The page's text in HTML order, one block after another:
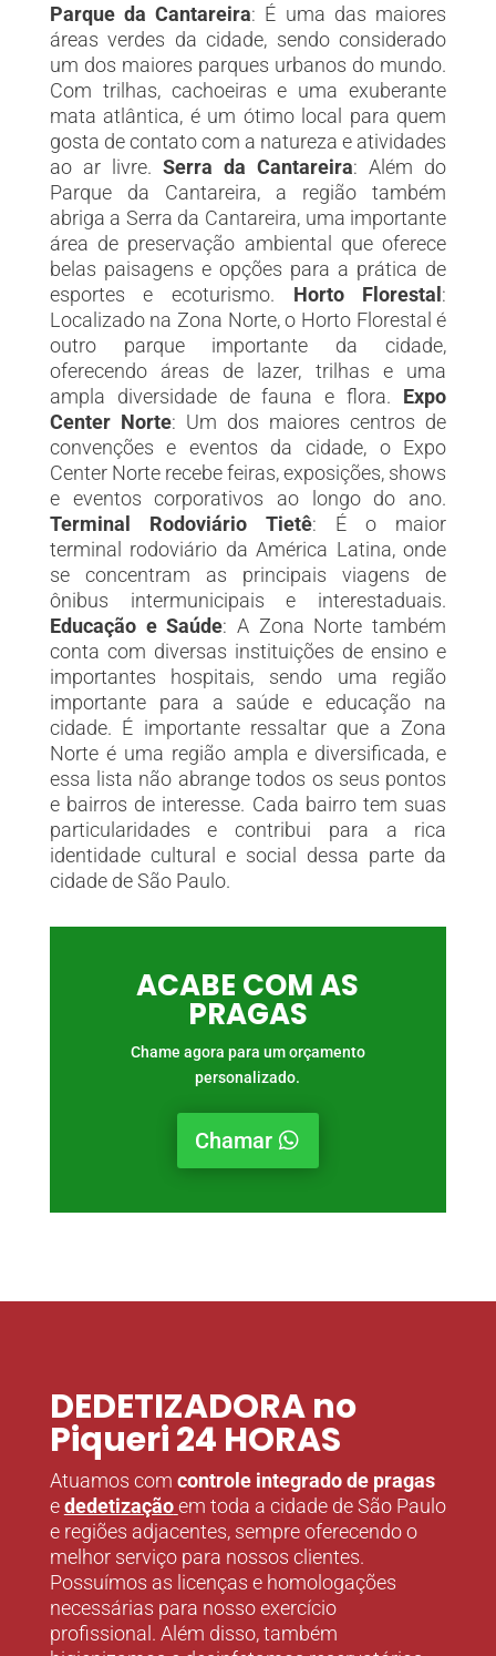
Parque da Cantareira: É uma das maiores
áreas verdes da cidade, sendo considerado
um dos maiores parques urbanos do mundo.
Com trilhas, cachoeiras e uma exuberante
mata atlântica, é um ótimo local para quem
gosta de contato com a natureza e atividades
ao ar livre. Serra da Cantareira: Além do
Parque da Cantareira, a região também
abriga a Serra da Cantareira, uma importante
área de preservação ambiental que oferece
belas paisagens e opções para a prática de
esportes e ecoturismo. Horto Florestal :
Localizado na Zona Norte, o Horto Florestal é
outro parque importante da cidade,
oferecendo áreas de lazer, trilhas e uma
ampla diversidade de fauna e flora. Expo
Center Norte: Um dos maiores centros de
convenções e eventos da cidade, o Expo
Center Norte recebe feiras, exposições, shows
e eventos corporativos ao longo do ano.
Terminal Rodoviário Tietê: É o maior
terminal rodoviário da América Latina, onde
se concentram as principais viagens de
ônibus intermunicipais e interestaduais.
Educação e Saúde: A Zona Norte também
conta com diversas instituições de ensino e
importantes hospitais, sendo uma região
importante para a saúde e educação na
cidade. É importante ressaltar que a Zona
Norte é uma região ampla e diversificada, e
essa lista não abrange todos os seus pontos
e bairros de interesse. Cada bairro tem suas
particularidades e contribui para a rica
identidade cultural e social dessa parte da
cidade de São Paulo.
ACABE COM AS
PRAGAS
Chame agora para um orçamento
personalizado.
Chamar
DEDETIZADORA no
Piqueri 24 HORAS
Atuamos com controle integrado de pragas
ededetização em toda a cidade de São Paulo
e regiões adjacentes, sempre oferecendo o
melhor serviço para nossos clientes.
Possuímos as licenças e homologações
necessárias para nosso exercício
profissional. Além disso, também